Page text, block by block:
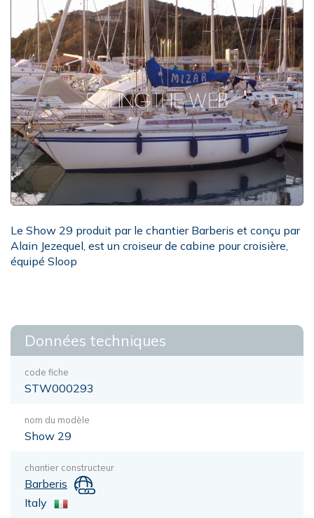
Le Show 29 produit par le chantier Barberis et conçu par
Alain Jezequel, est un croiseur de cabine pour croisière,
équipé Sloop
Données techniques
code fiche
STW000293
nom du modèle
Show 29
chantier constructeur
Barberis
Italy